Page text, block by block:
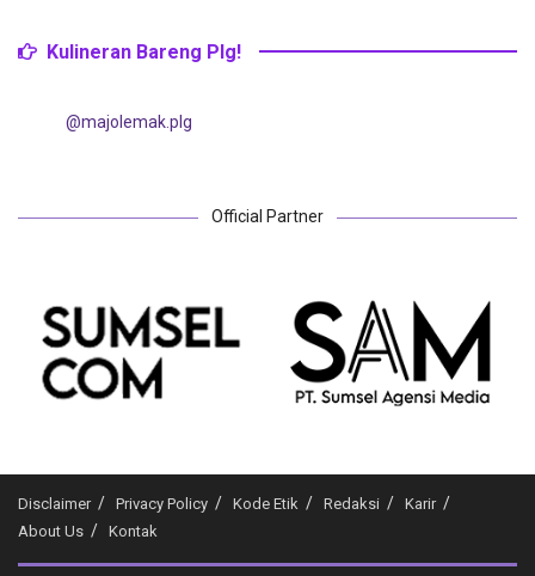
Kulineran Bareng Plg!
@majolemak.plg
Official Partner
Disclaimer Privacy Policy Kode Etik Redaksi
Karir
About Us
Kontak